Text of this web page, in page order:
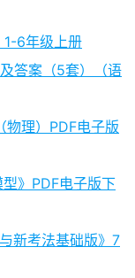
6年级上册
答案（5套）（语
理）PDF电子版
》PDF电子版下
新考法基础版》7